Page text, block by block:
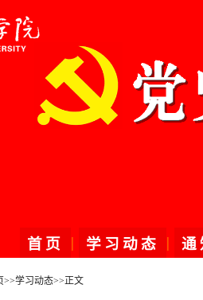
首页 | 学习动态 |
>>学习动态>>正文